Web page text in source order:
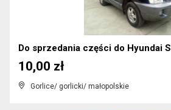
Do sprzedania części do Hyundai
Gorlice/ gorlicki/ małopolskie
10,00 zł